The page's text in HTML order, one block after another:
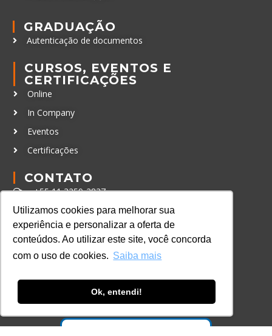
Utilizamos cookies para melhorar sua
experiência e personalizar a oferta de
conteúdos. Ao utilizar este site, você concorda
com o uso de cookies. Saiba mais
Ok, entendi!
GRADUAÇÃO
Autenticação de documentos
CURSOS, EVENTOS E
CERTIFICAÇÕES
Online
In Company
Eventos
Certificações
CONTATO
+55 11 3259-2837
+55 11 98924-8322
contato@lec.com.br
Consulte aqui o cadastro da Instituição no
Sistema e-MEC